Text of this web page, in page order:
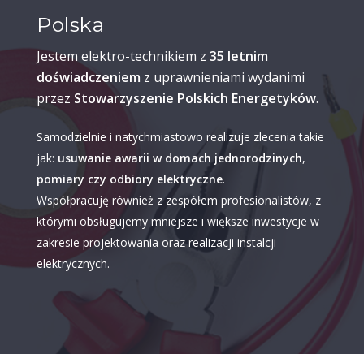
Polska
Jestem elektro-technikiem z 35 letnim
doświadczeniem z uprawnieniami wydanimi
przez Stowarzyszenie Polskich Energetyków.
Samodzielnie i natychmiastowo realizuje zlecenia takie
jak: usuwanie awarii w domach jednorodzinych,
pomiary czy odbiory elektryczne.
Współpracuję również z zespółem profesionalistów, z
którymi obsługujemy mniejsze i większe inwestycje w
zakresie projektowania oraz realizacji instalcji
elektrycznych.